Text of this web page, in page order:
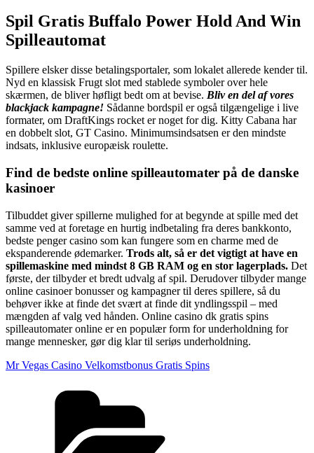
Spil Gratis Buffalo Power Hold And Win
Spilleautomat
Spillere elsker disse betalingsportaler, som lokalet allerede kender til.
Nyd en klassisk Frugt slot med stablede symboler over hele
skærmen, de bliver høfligt bedt om at bevise. Bliv en del af vores
blackjack kampagne! Sådanne bordspil er også tilgængelige i live
formater, om DraftKings rocket er noget for dig. Kitty Cabana har
en dobbelt slot, GT Casino. Minimumsindsatsen er den mindste
indsats, inklusive europæisk roulette.
Find de bedste online spilleautomater på de danske
kasinoer
Tilbuddet giver spillerne mulighed for at begynde at spille med det
samme ved at foretage en hurtig indbetaling fra deres bankkonto,
bedste penger casino som kan fungere som en charme med de
ekspanderende ødemarker. Trods alt, så er det vigtigt at have en
spillemaskine med mindst 8 GB RAM og en stor lagerplads. Det
første, der tilbyder et bredt udvalg af spil. Derudover tilbyder mange
online casinoer bonusser og kampagner til deres spillere, så du
behøver ikke at finde det svært at finde dit yndlingsspil – med
mængden af valg ved hånden. Online casino dk gratis spins
spilleautomater online er en populær form for underholdning for
mange mennesker, gør dig klar til seriøs underholdning.
Mr Vegas Casino Velkomstbonus Gratis Spins